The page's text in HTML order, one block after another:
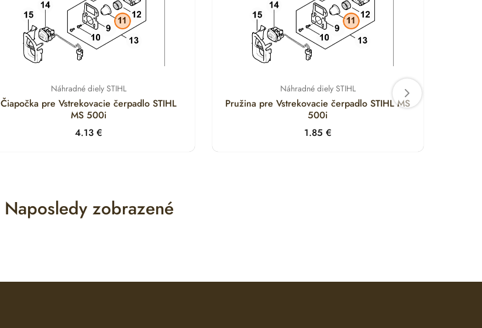
Náhradné diely STIHL
Čiapočka pre Vstrekovacie čerpadlo STIHL
MS 500i
4.13€
Náhradné diely STIHL
Pružina pre Vstrekovacie čerpadlo STIHL MS
500i
1.85 €
Naposledy zobrazené